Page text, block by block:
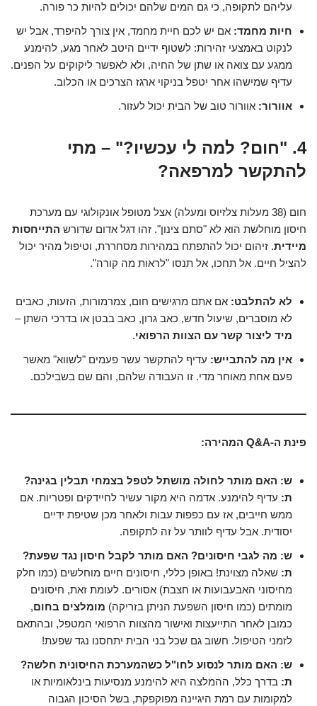
עליהם לתקופה, כי גם המים שלהם יכולים להיות כר פורה.
חיות מחמד: אם יש לכם חיית מחמד, אין צורך להיפרד, אבל יש
לנקוט באמצעי זהירות: לשטוף ידיים היטב לאחר מגע, להימנע
ממגע עם צואה או שתן של החיה, ולא לאפשר ליקוקים על הפנים.
עדיף שמישהו אחר יטפל בניקוי ארגז הצרכים או הכלוב.
אוורור: אוורור טוב של הבית יכול לעזור.
4. "חום? למה לי עכשיו?" – מתי
להתקשר למרפאה?
חום (38 מעלות צלזיוס ומעלה) אצל מטופל אונקולוגי עם מערכת
חיסון מוחלשת הוא לא "סתם צינון". זהו דגל אדום שדורש התייחסות
מיידית. זיהום יכול להתפתח במהירות מסחררת, וטיפול מהיר יכול
להציל חיים. אל תחכו, אל תנסו "לראות מה קורה".
לא להתלבט: אם אתם מרגישים חום, צמרמורות, הזעות, כאבים
לא מוסברים, שיעול חדש, כאב גרון, כאב בבטן או בדרכי השתן –
מיד ליצור קשר עם הצוות הרפואי.
אין מה להתבייש: עדיף להתקשר עשר פעמים "לשווא" מאשר
פעם אחת מאוחר מדי. זו העבודה שלהם, והם שם בשבילכם.
פינת ה-Q&A המהירה:
ש: האם מותר לחולה מושתל לטפל בצמחי תבלין בגינה?
ת: עדיף להימנע. אדמה היא מקור עשיר לחיידקים ופטריות. אם
ממש חייבים, אז עם כפפות עבות ולאחר מכן שטיפת ידיים
יסודית. אבל עדיף לוותר על זה לתקופה.
ש: מה לגבי חיסונים? האם מותר לקבל חיסון נגד שפעת?
ת: שאלה מצוינת! באופן כללי, חיסונים חיים מוחלשים (כמו חלק
מחיסוני האבעבועות או חצבת) אסורים. לעומת זאת, חיסונים
מומתים (כמו חיסון השפעת הניתן בזריקה) מומלצים בחום,
כמובן לאחר התייעצות ואישור מהצוות הרפואי המטפל, ובהתאם
לזמני הטיפול. חשוב גם שכל בני הבית יתחסנו נגד שפעת!
ש: האם מותר לנסוע לחו"ל כשהמערכת החיסונית חלשה?
ת: בדרך כלל, ההמלצה היא להימנע מנסיעות בינלאומיות או
למקומות עם רמת היגיינה מפוקפקת, בשל הסיכון הגבוה